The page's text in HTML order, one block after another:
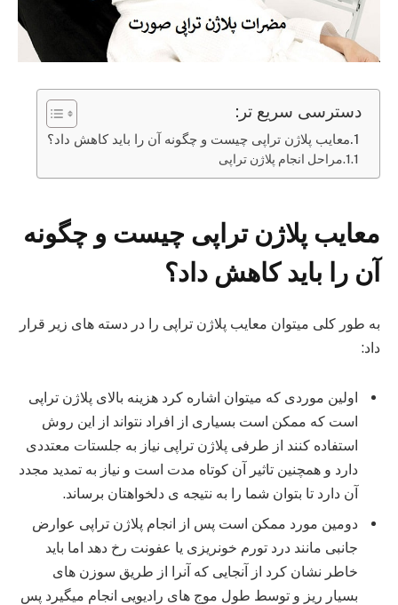
دسترسی سریع تر:
معایب پلاژن تراپی چیست و چگونه آن را باید کاهش داد؟
مراحل انجام پلاژن تراپی
معایب پلاژن تراپی چیست و چگونه
آن را باید کاهش داد؟
به طور کلی میتوان معایب پلاژن تراپی را در دسته های زیر قرار
داد:
اولین موردی که میتوان اشاره کرد هزینه بالای پلاژن تراپی
است که ممکن است بسیاری از افراد نتواند از این روش
استفاده کنند از طرفی پلاژن تراپی نیاز به جلستات معتددی
دارد و همچنین تاثیر آن کوتاه مدت است و نیاز به تمدید مجدد
آن دارد تا بتوان شما را به نتیجه ی دلخواهتان برساند.
دومین مورد ممکن است پس از انجام پلاژن تراپی عوارض
جانبی مانند درد تورم خونریزی یا عفونت رخ دهد اما باید
خاطر نشان کرد از آنجایی که آنرا از طریق سوزن های
بسیار ریز و توسط طول موج های رادیویی انجام میگیرد پس